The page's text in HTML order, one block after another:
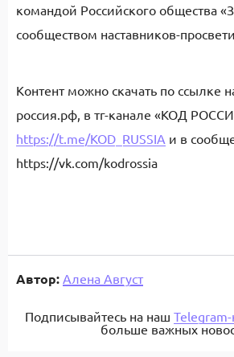
командой Российского общества
сообществом наставников-
Контент можно скачать по ссылке
россия.рф, в тг-канале «КОД
https://t.me/KOD_RUSSIA и в
https://vk.com/kodrossia
Автор: Алена Август
Подписывайтесь на наш
больше важных